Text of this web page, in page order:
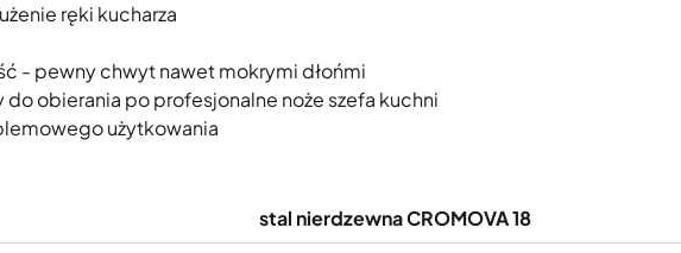
ręki kucharza
- pewny chwyt nawet mokrymi dłońmi
obierania po profesjonalne noże szefa kuchni
użytkowania
stal nierdzewna CROMOVA 18